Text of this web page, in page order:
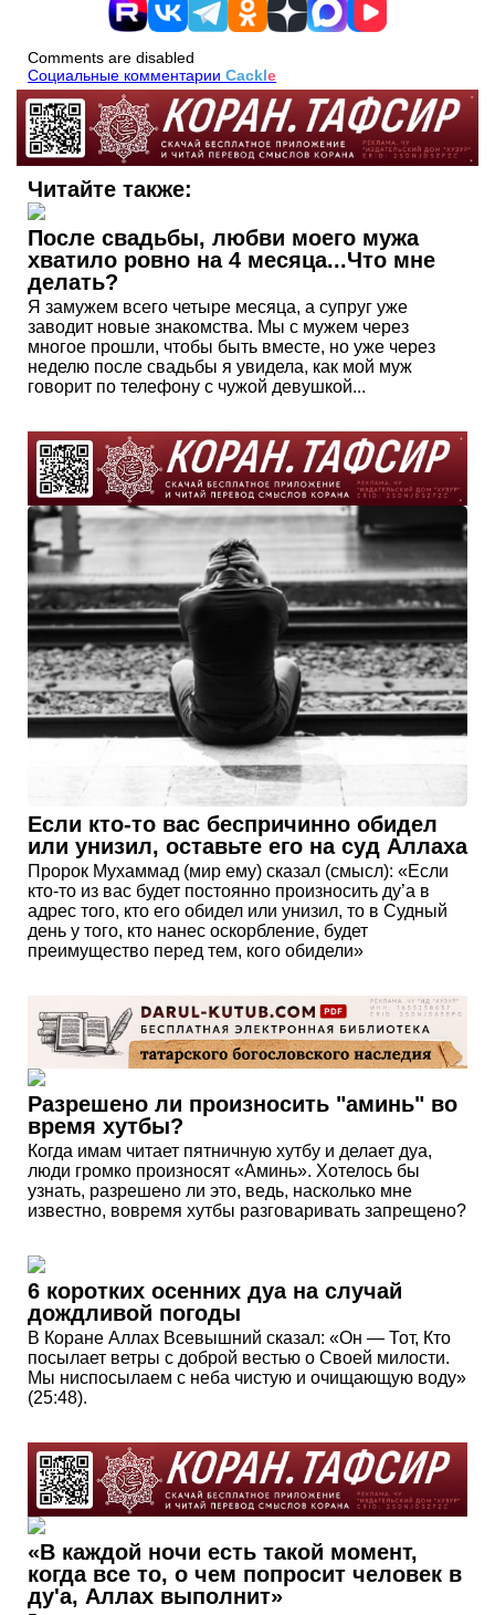
Comments are disabled
Социальные комментарии Cackle
Читайте также:
После свадьбы, любви моего мужа
хватило ровно на 4 месяца...Что мне
делать?
Я замужем всего четыре месяца, а супруг уже
заводит новые знакомства. Мы с мужем через
многое прошли, чтобы быть вместе, но уже через
неделю после свадьбы я увидела, как мой муж
говорит по телефону с чужой девушкой...
Если кто-то вас беспричинно обидел
или унизил, оставьте его на суд Аллаха
Пророк Мухаммад (мир ему) сказал (смысл): «Если
кто-то из вас будет постоянно произносить ду’а в
адрес того, кто его обидел или унизил, то в Судный
день у того, кто нанес оскорбление, будет
преимущество перед тем, кого обидели»
Разрешено ли произносить "аминь" во
время хутбы?
Когда имам читает пятничную хутбу и делает дуа,
люди громко произносят «Аминь». Хотелось бы
узнать, разрешено ли это, ведь, насколько мне
известно, вовремя хутбы разговаривать запрещено?
6 коротких осенних дуа на случай
дождливой погоды
В Коране Аллах Всевышний сказал: «Он — Тот, Кто
посылает ветры с доброй вестью о Своей милости.
Мы ниспосылаем с неба чистую и очищающую воду»
(25:48).
«В каждой ночи есть такой момент,
когда все то, о чем попросит человек в
ду'а, Аллах выполнит»